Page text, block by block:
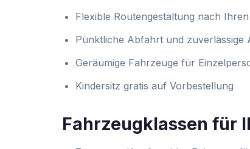
Flexible Routengestaltung nach
Pünktliche Abfahrt und zuverlässige
Geräumige Fahrzeuge für
Kindersitz gratis auf Vorbestellung
Fahrzeugklassen für